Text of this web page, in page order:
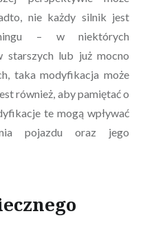
nie każdy silnik jest
– w niektórych
starszych lub już mocno
taka modyfikacja może
również, aby pamiętać o
te mogą wpływać
pojazdu oraz jego